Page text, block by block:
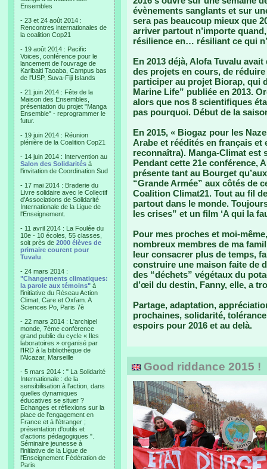
Ensembles
- 23 et 24 août 2014 :
Rencontres internationales de
la coalition Cop21
- 19 août 2014 : Pacific
Voices, conférence pour le
lancement de l'ouvrage de
Karibaiti Taoaba, Campus bas
de l'USP, Suva-Fiji Islands
- 21 juin 2014 : Fête de la
Maison des Ensembles,
présentation du projet "Manga
Ensemble" - reprogrammer le
futur.
- 19 juin 2014 : Réunion
plénière de la Coalition Cop21
- 14 juin 2014 : Intervention au
Salon des Solidarités à
l'invitation de Coordination Sud
- 17 mai 2014 : Braderie du
Livre solidaire avec le Collectif
d'Associations de Solidarité
Internationale de la Ligue de
l'Enseignement.
- 11 avril 2014 : La Foulée du
10e - 10 écoles, 55 classes,
soit près de 2000 élèves de
primaire courent pour
Tuvalu
- 24 mars 2014 :
"Changements climatiques:
la parole aux témoins" à
l'initiative du Réseau Action
Climat, Care et Oxfam. A
Sciences Po, Paris 7è
- 22 mars 2014 : L'archipel
monde, 7ème conférence
grand public du cycle « Iles
laboratoires » organisé par
l'IRD à la bibliothèque de
l’Alcazar, Marseille
- 5 mars 2014 : " La Solidarité
Internationale : de la
sensibilisation à l'action, dans
quelles dynamiques
éducatives se situer ?
Echanges et réflexions sur la
place de l'engagement en
France et à l'étranger ;
présentation d'outils et
d'actions pédagogiques ".
Séminaire jeunesse à
l'initiative de la Ligue de
l'Enseignement Fédération de
Paris
évènements sanglants et sur
sera pas beaucoup mieux que
arriver partout n’importe
résilience en… résiliant ce qui
En 2013 déjà, Alofa Tuvalu
des projets en cours, de
participer au projet Biorap, qui
Marine Life” publiée en 2013.
alors que nos 8 scientifiques
pas pourquoi. Début de la
En 2015, « Biogaz pour les
Arabe et réédités en français et
reconnaîtra). Manga-Climat est
Pendant cette 21e conférence,
présente tant au Bourget
“Grande Armée” aux côtés de
Coalition Climat21. Tout au fil
partout dans le monde.
les crises” et un film ‘A qui la
Pour mes proches et moi-
nombreux membres de ma
leur consacrer plus de temps,
construire une maison faite de
des “déchets” végétaux du
d’œil du destin, Fanny, elle, a
Partage, adaptation,
prochaines, solidarité,
espoirs pour 2016 et au delà.
Good riddance 2015 !